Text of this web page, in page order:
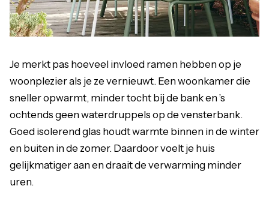
Je merkt pas hoeveel invloed ramen hebben op je
woonplezier als je ze vernieuwt. Een woonkamer die
sneller opwarmt, minder tocht bij de bank en ’s
ochtends geen waterdruppels op de vensterbank.
Goed isolerend glas houdt warmte binnen in de winter
en buiten in de zomer. Daardoor voelt je huis
gelijkmatiger aan en draait de verwarming minder
uren.